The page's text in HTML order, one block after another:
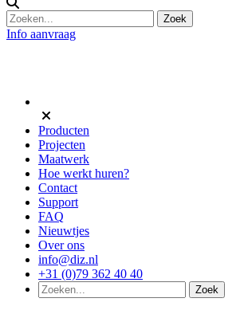
Info aanvraag
Producten
Projecten
Maatwerk
Hoe werkt huren?
Contact
Support
FAQ
Nieuwtjes
Over ons
info@diz.nl
+31 (0)79 362 40 40